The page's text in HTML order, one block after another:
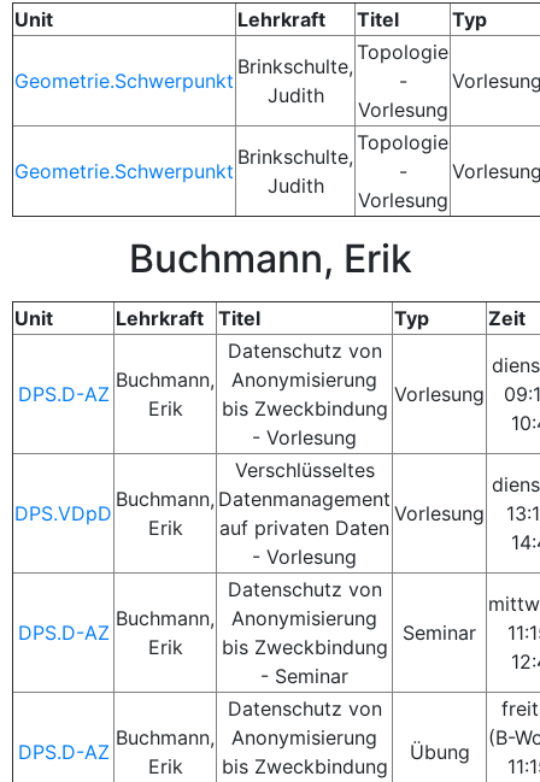
Unit Lehrkraft Titel Typ
Geometrie.Schwerpunkt
Brinkschulte,
Judith
Topologie
-
Vorlesung
Geometrie.Schwerpunkt
Brinkschulte,
Judith
Topologie
-
Vorlesung
Buchmann, Erik
Unit Lehrkraft Titel Typ Zeit
DPS.D-AZ
Buchmann,
Erik
Datenschutz von
Anonymisierung
bis Zweckbindung
- Vorlesung
Vorlesung
DPS.VDpD
Buchmann,
Erik
Verschlüsseltes
Datenmanagement
auf privaten Daten
- Vorlesung
Vorlesung
DPS.D-AZ
Buchmann,
Erik
Datenschutz von
Anonymisierung
bis Zweckbindung
- Seminar
Seminar
DPS.D-AZ
Buchmann,
Erik
Datenschutz von
Anonymisierung
bis Zweckbindung
Übung
(B-